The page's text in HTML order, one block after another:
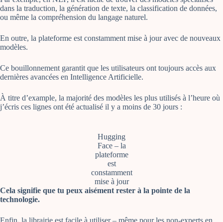
dans la traduction, la génération de texte, la classification de données,
ou même la compréhension du langage naturel.
En outre, la plateforme est constamment mise à jour avec de nouveaux
modèles.
Ce bouillonnement garantit que les utilisateurs ont toujours accès aux
dernières avancées en Intelligence Artificielle.
À titre d’example, la majorité des modèles les plus utilisés à l’heure où
j’écris ces lignes ont été actualisé il y a moins de 30 jours :
Hugging
Face – la
plateforme
est
constamment
mise à jour
Cela signifie que tu peux aisément rester à la pointe de la
technologie.
Enfin, la librairie est facile à utiliser – même pour les non-experts en